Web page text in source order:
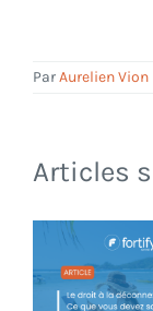
ParAurelien Vion
Articles